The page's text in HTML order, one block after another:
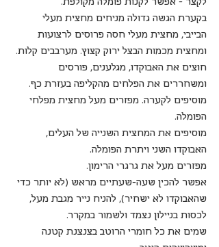
בקערת הגשה גדולה מניחים מחצית מעלי
הבייבי, מחצית מעלי חסה פרוסים לרצועות
ומחצית מכמות הבצל ירוק קצוץ. מערבבים קלות.
חוצים את האבוקדו, מגלענים, פורסים
ומשחררים את הפלחים מהקליפה בעזרת כף.
מוסיפים לקערה. מפזרים מעל מחצית מפלחי
הפומלה.
מוסיפים את המחצית השנייה של העלים,
האבוקדו השני ויתרת הפומלה.
מפזרים מעל את גרגרי הרימון.
אפשר להכין שעה-שעתיים מראש (לא יותר כדי
שהאבוקדו לא ישחיר), להניח נייר מגבת מעל,
לכסות בניילון נצמד ולשמור במקרר.
שמים את כל חומרי הרוטב בצנצנת קטנה